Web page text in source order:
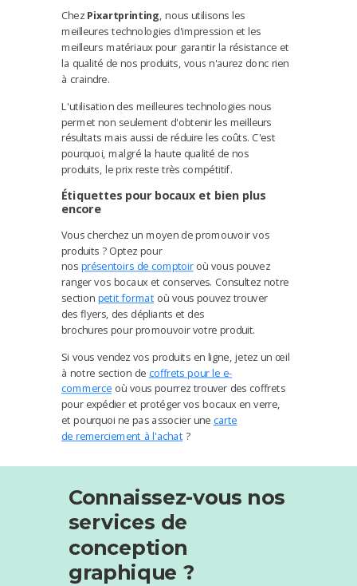
Chez Pixartprinting, nous utilisons les
meilleures technologies d'impression et les
meilleurs matériaux pour garantir la résistance et
la qualité de nos produits, vous n'aurez donc rien
à craindre.
L'utilisation des meilleures technologies nous
permet non seulement d'obtenir les meilleurs
résultats mais aussi de réduire les coûts. C'est
pourquoi,malgré la haute qualité de nos
produits, le prix reste très compétitif.
Étiquettes pour bocaux et bien plus
encore
Vous cherchez un moyen de promouvoir vos
produits ? Optez pour
nosprésentoirsde comptoiroù vous pouvez
ranger vos bocaux et conserves. Consultez notre
section petit format où vous pouvez trouver
desflyers, des dépliants et des
brochurespour promouvoir votre produit.
Si vous vendez vos produits en ligne, jetez un œil
à notre section de coffrets pour le e-
commerce où vous pourrez trouver des coffrets
pour expédier et protéger vos bocaux en verre,
et pourquoi ne pas associer une carte
de remerciement à l'achat ?
Connaissez-vous nos
services de
conception
graphique ?